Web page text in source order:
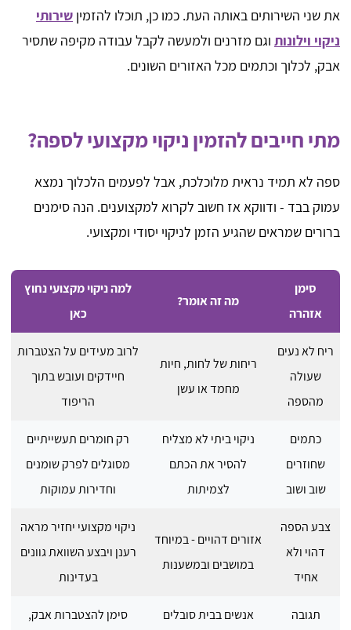
את שני השירותים באותה העת. כמו כן, תוכלו להזמין שירותי
ניקוי וילונות וגם מזרנים ולמעשה לקבל עבודה מקיפה שתסיר
אבק, לכלוך וכתמים מכל האזורים השונים.
מתי חייבים להזמין ניקוי מקצועי לספה?
ספה לא תמיד נראית מלוכלכת, אבל לפעמים הלכלוך נמצא
עמוק בבד - ודווקא אז חשוב לקרוא למקצוענים. הנה סימנים
ברורים שמראים שהגיע הזמן לניקוי יסודי ומקצועי.
סימן
אזהרה
מה זה אומר?
למה ניקוי מקצועי נחוץ
כאן
ריח לא נעים
שעולה
מהספה
ריחות של לחות, חיות
מחמד או עשן
לרוב מעידים על הצטברות
חיידקים ועובש בתוך
הריפוד
כתמים
שחוזרים
שוב ושוב
ניקוי ביתי לא מצליח
להסיר את הכתם
לצמיתות
רק חומרים תעשייתיים
מסוגלים לפרק שומנים
וחדירות עמוקות
צבע הספה
דהוי ולא
אחיד
אזורים דהויים - במיוחד
במושבים ובמשענות
ניקוי מקצועי יחזיר מראה
רענן ויבצע השוואת גוונים
בעדינות
תגובה
אנשים בבית סובלים
סימן להצטברות אבק,